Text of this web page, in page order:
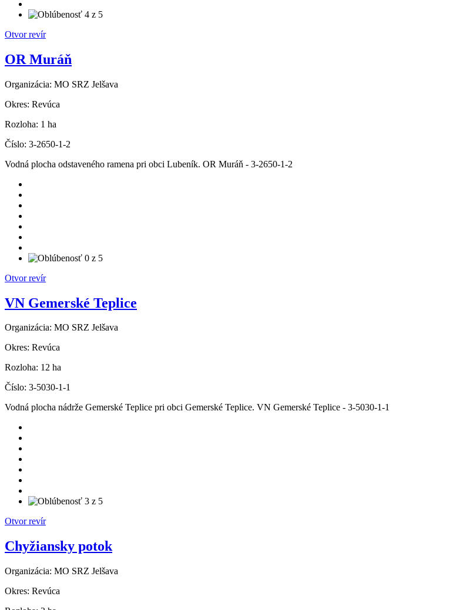
Otvor revír
OR Muráň
Organizácia: MO SRZ Jelšava
Okres: Revúca
Rozloha: 1 ha
Číslo: 3-2650-1-2
Vodná plocha odstaveného ramena pri obci Lubeník. OR Muráň - 3-2650-1-2
Otvor revír
VN Gemerské Teplice
Organizácia: MO SRZ Jelšava
Okres: Revúca
Rozloha: 12 ha
Číslo: 3-5030-1-1
Vodná plocha nádrže Gemerské Teplice pri obci Gemerské Teplice. VN Gemerské Teplice - 3-5030-1-1
Otvor revír
Chyžiansky potok
Organizácia: MO SRZ Jelšava
Okres: Revúca